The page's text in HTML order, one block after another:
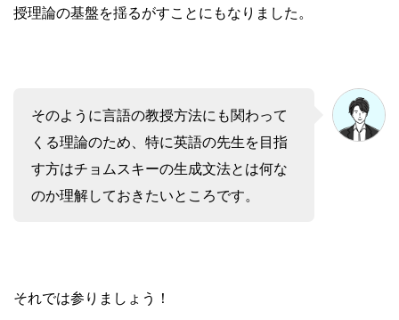
授理論の基盤を揺るがすことにもなりました。
そのように言語の教授方法にも関わって
くる理論のため、特に英語の先生を目指
す方はチョムスキーの生成文法とは何な
のか理解しておきたいところです。
それでは参りましょう！